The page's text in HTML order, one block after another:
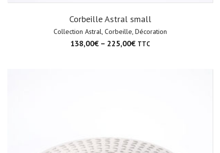
Corbeille Astral small
Collection Astral, Corbeille, Décoration
138,00€– 225,00€ TTC